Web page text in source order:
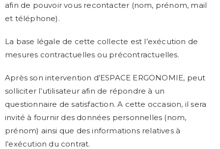
afin de pouvoir vous recontacter (nom, prénom, mail
et téléphone).
La base légale de cette collecte est l’exécution de
mesures contractuelles ou précontractuelles.
Après son intervention d’ESPACE ERGONOMIE, peut
solliciter l’utilisateur afin de répondre à un
questionnaire de satisfaction. A cette occasion, il sera
invité à fournir des données personnelles (nom,
prénom) ainsi que des informations relatives à
l’exécution du contrat.